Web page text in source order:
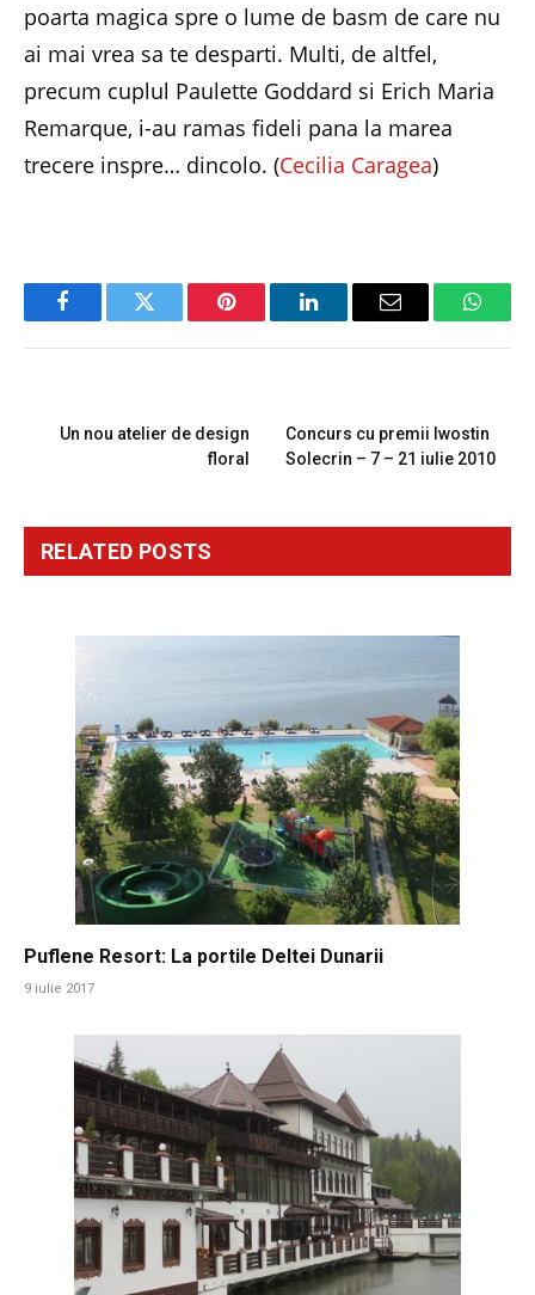
poarta magica spre o lume de basm de care nu
ai mai vrea sa te desparti. Multi, de altfel,
precum cuplul Paulette Goddard si Erich Maria
Remarque, i-au ramas fideli pana la marea
trecere inspre… dincolo. (Cecilia Caragea)
FacebookTwitter Pinterest LinkedInEmail
Un nou atelier de design
floral
Concurs cu premii Iwostin
Solecrin – 7 – 21 iulie 2010
RELATED POSTS
Puflene Resort: La portile Deltei Dunarii
9 iulie 2017